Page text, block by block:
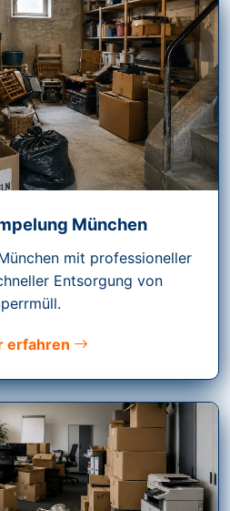
München
mit professioneller
Entsorgung von
erfahren